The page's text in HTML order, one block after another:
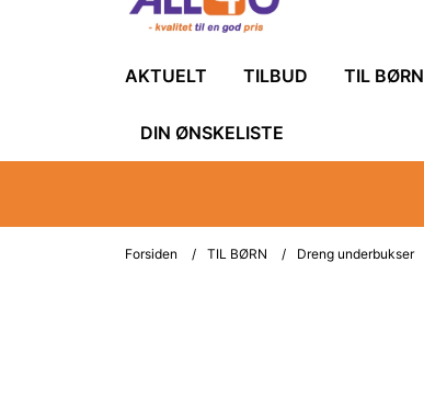
AKTUELT TILBUD TIL BØRN
DIN ØNSKELISTE
Forsiden / TIL BØRN / Dreng underbukser